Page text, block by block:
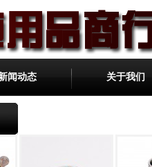
闻动态 关于我们